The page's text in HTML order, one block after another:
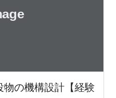
の機構設計【経験